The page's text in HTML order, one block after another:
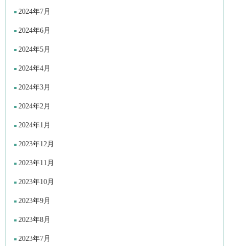
2024年7月
2024年6月
2024年5月
2024年4月
2024年3月
2024年2月
2024年1月
2023年12月
2023年11月
2023年10月
2023年9月
2023年8月
2023年7月